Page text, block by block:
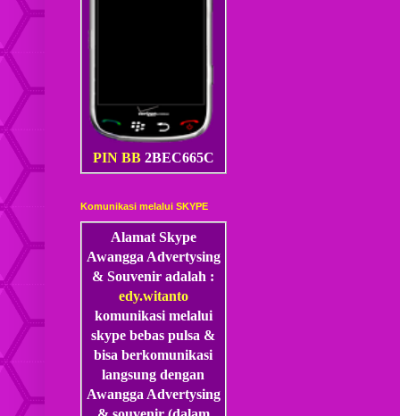
PIN BB 2BEC665C
Komunikasi melalui SKYPE
Alamat Skype
Awangga Advertysing
& Souvenir adalah :
edy.witanto
komunikasi melalui
skype bebas pulsa &
bisa berkomunikasi
langsung dengan
Awangga Advertysing